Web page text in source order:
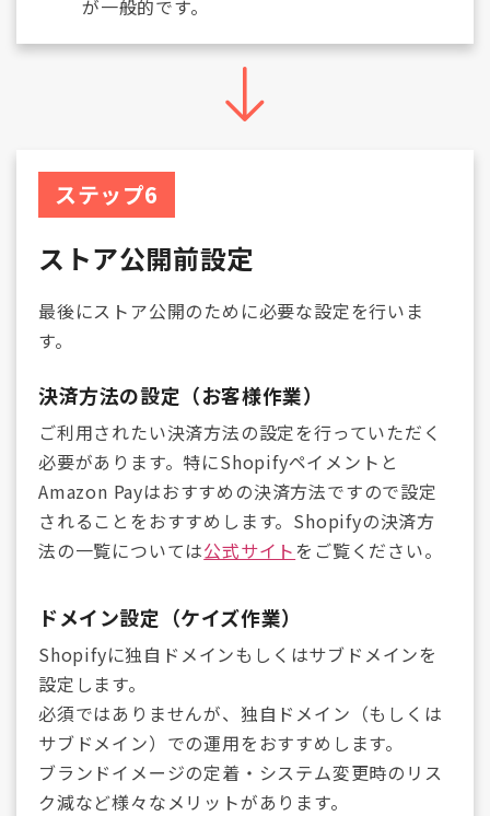
が一般的です。
ステップ6
ストア公開前設定
最後にストア公開のために必要な設定を行いま
す。
決済方法の設定（お客様作業）
ご利用されたい決済方法の設定を行っていただく
必要があります。特にShopifyペイメントと
Amazon Payはおすすめの決済方法ですので設定
されることをおすすめします。Shopifyの決済方
法の一覧については公式サイト をご覧ください。
ドメイン設定（ケイズ作業）
Shopifyに独自ドメインもしくはサブドメインを
設定します。
必須ではありませんが、独自ドメイン（もしくは
サブドメイン）での運用をおすすめします。
ブランドイメージの定着・システム変更時のリス
ク減など様々なメリットがあります。